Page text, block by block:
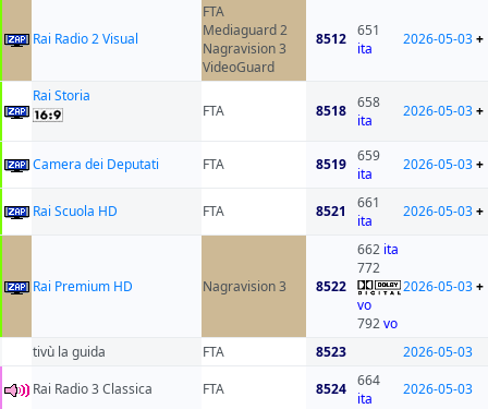
Rai Radio 2 Visual
FTA
Mediaguard 2
Nagravision 3
VideoGuard
8512 651
ita
2026-05-03+
Rai Storia
FTA
8518 658
ita
2026-05-03+
Camera dei Deputati FTA 8519 659
ita
2026-05-03+
Rai Scuola HD FTA 8521
661
ita
2026-05-03+
Rai Premium HD Nagravision 3 8522
662 ita
772
vo
792vo
2026-05-03+
tivù la guida FTA 8523
2026-05-03
Rai Radio 3 Classica
FTA 8524 664
ita
2026-05-03